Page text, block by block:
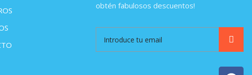
obtén fabulosos descuentos!